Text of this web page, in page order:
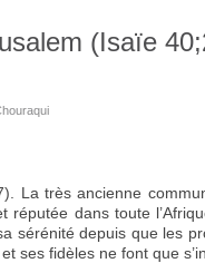
(Isaïe
La très ancienne
réputée dans toute
sérénité depuis que les
ses fidèles ne font que